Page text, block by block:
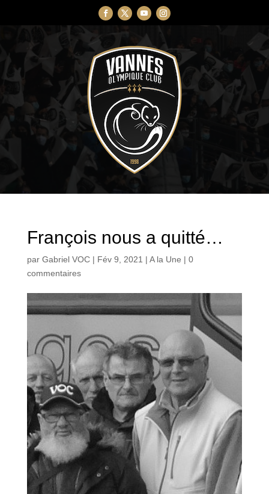
François nous a quitté…
par Gabriel VOC| Fév 9, 2021 | A la Une | 0
commentaires